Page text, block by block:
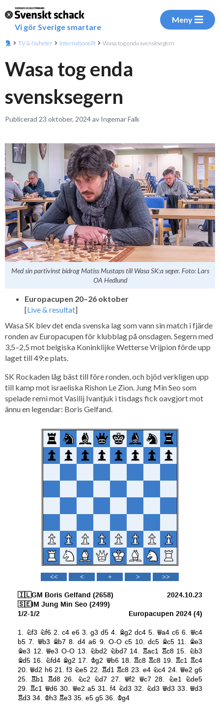
Vi gör Sverige smartare
Meny
TV & Nyheter Internationellt Wasa tog enda svensksegern
Wasa tog enda
svensksegern
Publicerad 23 oktober, 2024 av Ingemar Falk
Med sin partivinst bidrog Matiss Mustaps till Wasa SK:a seger. Foto: Lars
OA Hedlund
Europacupen 20–26 oktober
[Live & resultat]
Wasa SK blev det enda svenska lag som vann sin match i fjärde
ronden av Europacupen för klubblag på onsdagen. Segern med
3,5–2,5 mot belgiska Koninklijke Wetterse Vrijpion förde upp
laget till 49:e plats.
SK Rockaden låg bäst till före ronden, och bjöd verkligen upp
till kamp mot israeliska Rishon Le Zion. Jung Min Seo som
spelade remi mot Vasilij Ivantjuk i tisdags fick oavgjort mot
ännu en legendar: Boris Gelfand.